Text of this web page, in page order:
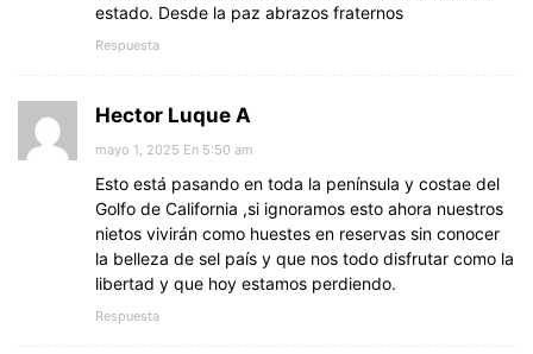
estado. Desde la paz abrazos fraternos
Respuesta
Hector Luque A
mayo 1, 2025 En 5:50 am
Esto está pasando en toda la península y costae del
Golfo de California ,si ignoramos esto ahora nuestros
nietos vivirán como huestes en reservas sin conocer
la belleza de sel país y que nos todo disfrutar como la
libertad y que hoy estamos perdiendo.
Respuesta